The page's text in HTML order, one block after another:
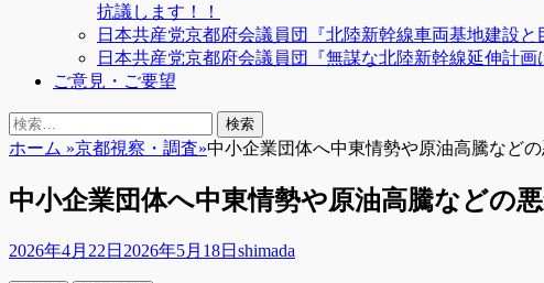
抗議します！！
日本共産党京都府会議員団『北陸新幹線車両基地建設と
日本共産党京都府会議員団『無謀な北陸新幹線延伸計画
ご意見・ご要望
検
索
検
索:
ホーム »京都視察・調査»中小企業団体へ中東情勢や原油高騰など
中小企業団体へ中東情勢や原油高騰などの
投
2026年4月22日 2026年5月18日 投
shimada